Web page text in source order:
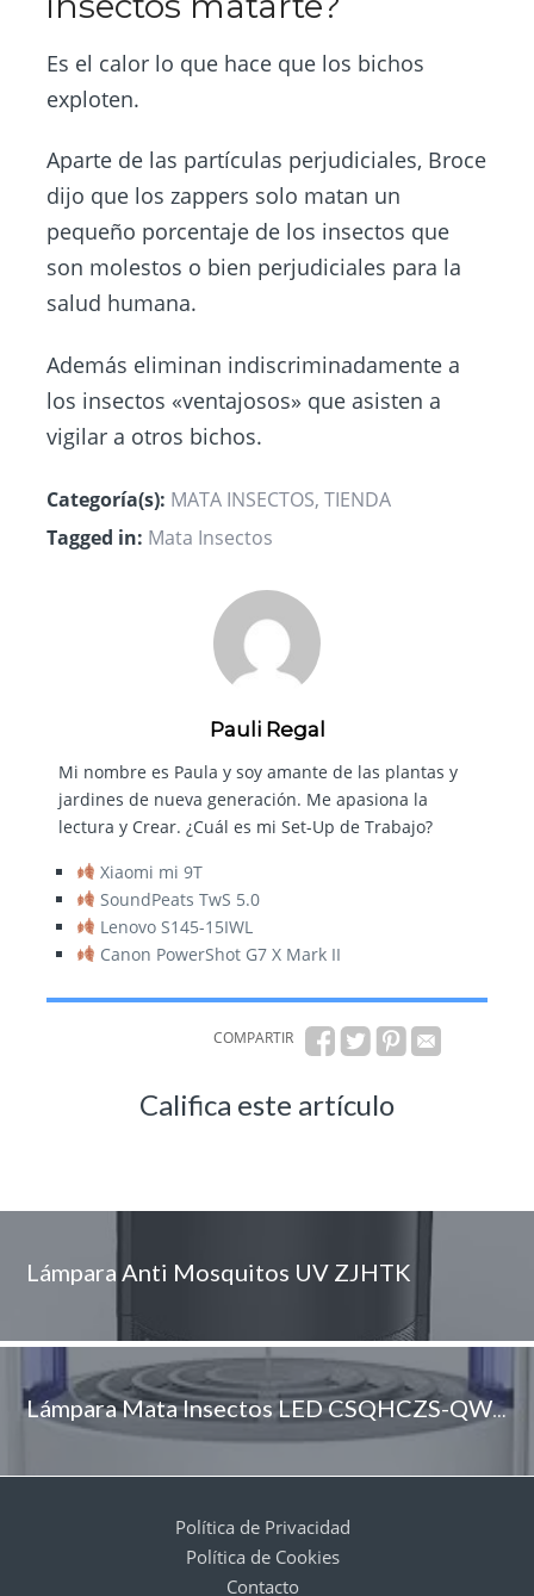
Es el calor lo que hace que los bichos
exploten.
Aparte de las partículas perjudiciales, Broce
dijo que los zappers solo matan un
pequeño porcentaje de los insectos que
son molestos o bien perjudiciales para la
salud humana.
Además eliminan indiscriminadamente a
los insectos «ventajosos» que asisten a
vigilar a otros bichos.
Categoría(s): MATA INSECTOS, TIENDA
Tagged in: Mata Insectos
Pauli Regal
Mi nombre es Paula y soy amante de las plantas y
jardines de nueva generación. Me apasiona la
lectura y Crear. ¿Cuál es mi Set-Up de Trabajo?
Xiaomi mi 9T
SoundPeats TwS 5.0
Lenovo S145-15IWL
Canon PowerShot G7 X Mark II
COMPARTIR
Califica este artículo
Lámpara Anti Mosquitos UV ZJHTK
Lámpara Mata Insectos LED CSQHCZS-QWQ
Política de Privacidad
Política de Cookies
Contacto